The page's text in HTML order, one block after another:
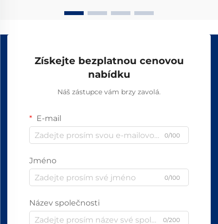
Získejte bezplatnou cenovou
nabídku
Náš zástupce vám brzy zavolá.
E-mail
0/100
Jméno
0/100
Název společnosti
0/200